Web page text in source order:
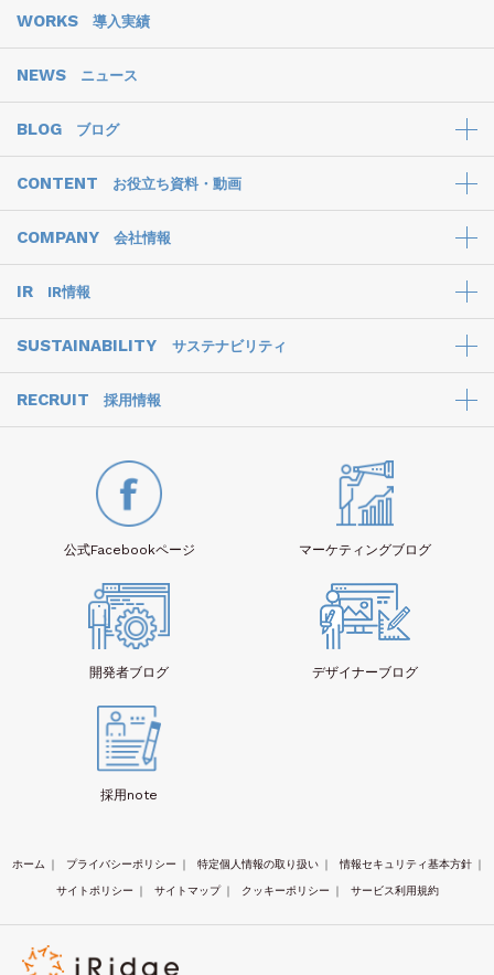
WORKS 導入実績
NEWS ニュース
BLOG ブログ
CONTENT お役立ち資料・動画
COMPANY 会社情報
IR IR情報
SUSTAINABILITY サステナビリティ
RECRUIT 採用情報
公式Facebookページ マーケティングブログ
開発者ブログ デザイナーブログ
採用note
ホーム ｜ プライバシーポリシー ｜ 特定個人情報の取り扱い ｜ 情報セキュリティ基本方針 ｜
サイトポリシー ｜ サイトマップ ｜ クッキーポリシー ｜ サービス利用規約